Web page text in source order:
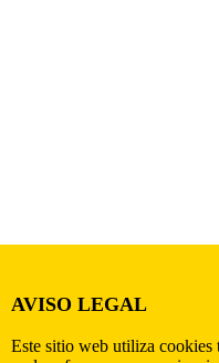
AVISO LEGAL
Este sitio web utiliza cookies